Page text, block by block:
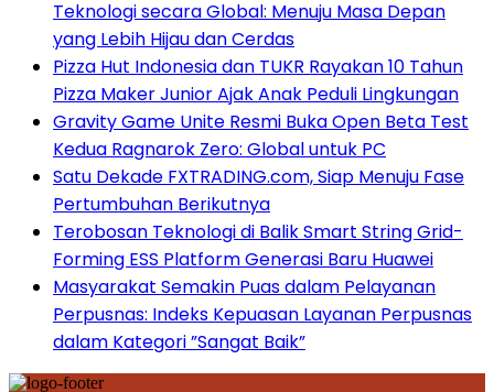
Teknologi secara Global: Menuju Masa Depan
yang Lebih Hijau dan Cerdas
Pizza Hut Indonesia dan TUKR Rayakan 10 Tahun
Pizza Maker Junior Ajak Anak Peduli Lingkungan
Gravity Game Unite Resmi Buka Open Beta Test
Kedua Ragnarok Zero: Global untuk PC
Satu Dekade FXTRADING.com, Siap Menuju Fase
Pertumbuhan Berikutnya
Terobosan Teknologi di Balik Smart String Grid-
Forming ESS Platform Generasi Baru Huawei
Masyarakat Semakin Puas dalam Pelayanan
Perpusnas: Indeks Kepuasan Layanan Perpusnas
dalam Kategori ”Sangat Baik”